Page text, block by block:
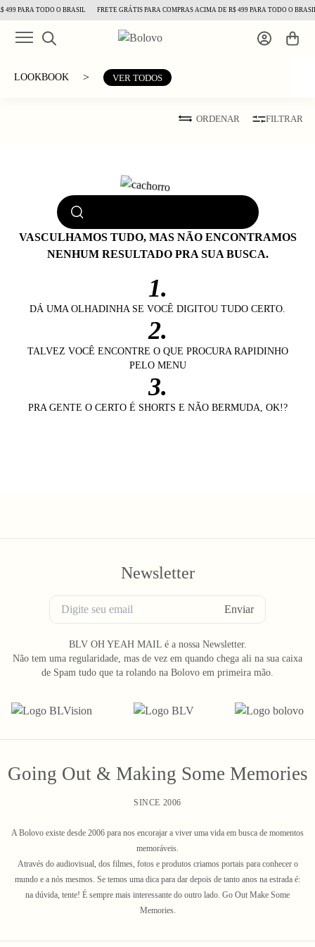
499 PARA TODO O BRASIL FRETE GRÁTIS PARA COMPRAS ACIMA DE R$ 499 PARA TODO O BRASIL
LOOKBOOK > VER TODOS
ORDENAR FILTRAR
VASCULHAMOS TUDO, MAS NÃO ENCONTRAMOS
NENHUM RESULTADO PRA SUA BUSCA.
1.
DÁ UMA OLHADINHA SE VOCÊ DIGITOU TUDO CERTO.
2.
TALVEZ VOCÊ ENCONTRE O QUE PROCURA RAPIDINHO
PELO MENU
3.
PRA GENTE O CERTO É SHORTS E NÃO BERMUDA, OK!?
Newsletter
Enviar
BLV OH YEAH MAIL é a nossa Newsletter.
Não tem uma regularidade, mas de vez em quando chega ali na sua caixa
de Spam tudo que ta rolando na Bolovo em primeira mão.
Going Out & Making Some Memories
SINCE 2006
A Bolovo existe desde 2006 para nos encorajar a viver uma vida em busca de momentos
memoráveis.
Através do audiovisual, dos filmes, fotos e produtos criamos portais para conhecer o
mundo e a nós mesmos. Se temos uma dica para dar depois de tanto anos na estrada é:
na dúvida, tente! É sempre mais interessante do outro lado. Go Out Make Some
Memories.